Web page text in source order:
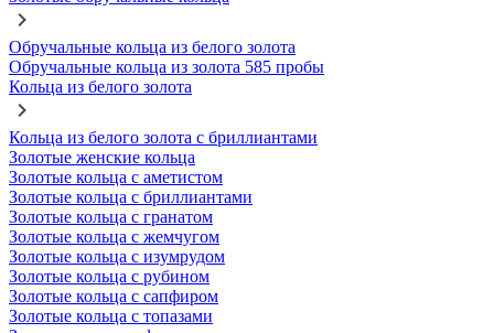
Обручальные кольца из белого золота
Обручальные кольца из золота 585 пробы
Кольца из белого золота
Кольца из белого золота с бриллиантами
Золотые женские кольца
Золотые кольца с аметистом
Золотые кольца с бриллиантами
Золотые кольца с гранатом
Золотые кольца с жемчугом
Золотые кольца с изумрудом
Золотые кольца с рубином
Золотые кольца с сапфиром
Золотые кольца с топазами